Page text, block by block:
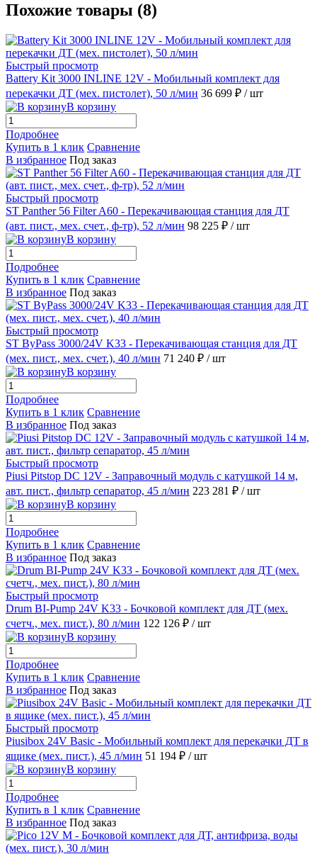
Похожие товары (8)
Быстрый просмотр
Battery Kit 3000 INLINE 12V - Мобильный комплект для
перекачки ДТ (мех. пистолет), 50 л/мин 36 699 ₽ / шт
В корзину
Подробнее
Купить в 1 клик Сравнение
В избранное Под заказ
Быстрый просмотр
ST Panther 56 Filter A60 - Перекачивающая станция для ДТ
(авт. пист., мех. счет., ф-тр), 52 л/мин 98 225 ₽ / шт
В корзину
Подробнее
Купить в 1 клик Сравнение
В избранное Под заказ
Быстрый просмотр
ST ByPass 3000/24V K33 - Перекачивающая станция для ДТ
(мех. пист., мех. счет.), 40 л/мин 71 240 ₽ / шт
В корзину
Подробнее
Купить в 1 клик Сравнение
В избранное Под заказ
Быстрый просмотр
Piusi Pitstop DC 12V - Заправочный модуль с катушкой 14 м,
авт. пист., фильтр сепаратор, 45 л/мин 223 281 ₽ / шт
В корзину
Подробнее
Купить в 1 клик Сравнение
В избранное Под заказ
Быстрый просмотр
Drum BI-Pump 24V K33 - Бочковой комплект для ДТ (мех.
счетч., мех. пист.), 80 л/мин 122 126 ₽ / шт
В корзину
Подробнее
Купить в 1 клик Сравнение
В избранное Под заказ
Быстрый просмотр
Piusibox 24V Basic - Мобильный комплект для перекачки ДТ в
ящике (мех. пист.), 45 л/мин 51 194 ₽ / шт
В корзину
Подробнее
Купить в 1 клик Сравнение
В избранное Под заказ